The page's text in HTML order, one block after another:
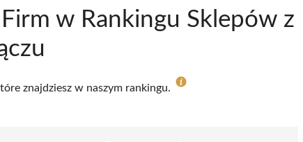
w Rankingu Sklepów z
znajdziesz w naszym rankingu.